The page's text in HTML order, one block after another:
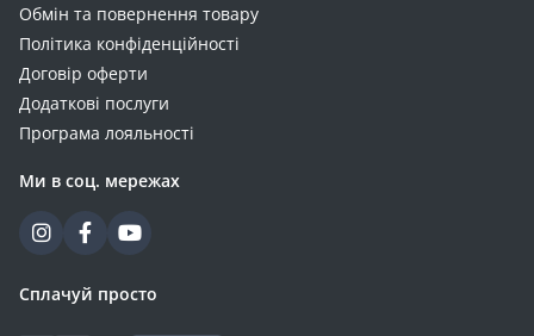
Обмін та повернення товару
Політика конфіденційності
Договір оферти
Додаткові послуги
Програма лояльності
Ми в соц. мережах
Сплачуй просто